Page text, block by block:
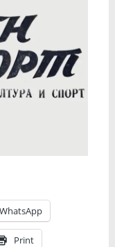
WhatsApp
Print